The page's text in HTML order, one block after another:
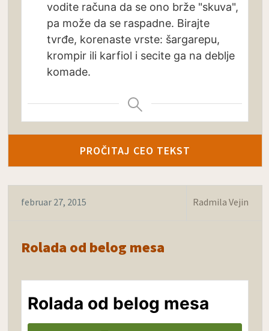
vodite računa da se ono brže "skuva",
pa može da se raspadne. Birajte
tvrđe, korenaste vrste: šargarepu,
krompir ili karfiol i secite ga na deblje
komade.
PROČITAJ CEO TEKST
februar 27, 2015 Radmila Vejin
Rolada od belog mesa
Rolada od belog mesa